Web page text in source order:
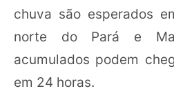
chuva são esperados
norte do Pará e
acumulados podem
em 24 horas.